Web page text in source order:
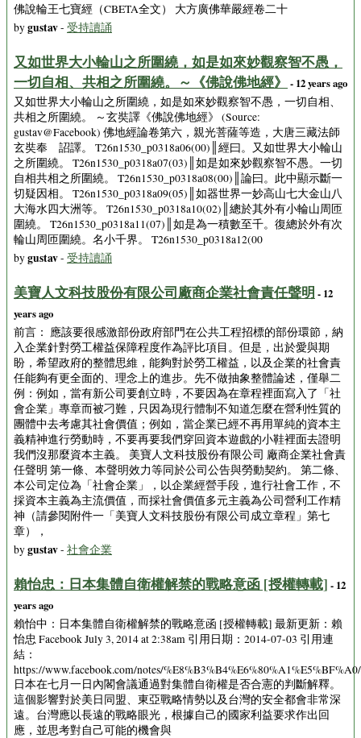
佛說輪王七寶經（CBETA全文） 大方廣佛華嚴經卷二十
bygustav- 受持讀誦
又如世界大小輪山之所圍繞，如是如來妙觀察智不愚，
一切自相、共相之所圍繞。～《佛說佛地經》
- 12 years ago
又如世界大小輪山之所圍繞，如是如來妙觀察智不愚，一切自相、
共相之所圍繞。 ～玄奘譯《佛說佛地經》 (Source:
gustav@Facebook) 佛地經論卷第六，親光菩薩等造，大唐三藏法師
玄奘奉 詔譯。 T26n1530_p0318a06(00)║經曰。又如世界大小輪山
之所圍繞。 T26n1530_p0318a07(03)║如是如來妙觀察智不愚。一切
自相共相之所圍繞。 T26n1530_p0318a08(00)║論曰。此中顯示斷一
切疑因相。 T26n1530_p0318a09(05)║如器世界一妙高山七大金山八
大海水四大洲等。 T26n1530_p0318a10(02)║總於其外有小輪山周匝
圍繞。 T26n1530_p0318a11(07)║如是為一積數至千。復總於外有次
輪山周匝圍繞。名小千界。 T26n1530_p0318a12(00
bygustav- 受持讀誦
美寶人文科技股份有限公司廠商企業社會責任聲明 - 12
years ago
前言： 應該要很感激部份政府部門在公共工程招標的部份環節，納
入企業針對勞工權益保障程度作為評比項目。但是，出於愛與期
盼，希望政府的整體思維，能夠對於勞工權益，以及企業的社會責
任能夠有更全面的、理念上的進步。先不做抽象整體論述，僅舉二
例：例如，當有新公司要創立時，不要因為在章程裡面寫入了「社
會企業」專章而被刁難，只因為現行體制不知道怎麼在營利性質的
團體中去考慮其社會價值；例如，當企業已經不再用單純的資本主
義精神進行勞動時，不要再要我們穿回資本遊戲的小鞋裡面去證明
我們沒那麼資本主義。 美寶人文科技股份有限公司 廠商企業社會責
任聲明 第一條、本聲明效力等同於公司公告與勞動契約。 第二條、
本公司定位為「社會企業」，以企業經營手段，進行社會工作，不
採資本主義為主流價值，而採社會價值多元主義為公司營利工作精
神（請參閱附件一「美寶人文科技股份有限公司成立章程」第七
章），
bygustav- 社會企業
賴怡忠：日本集體自衛權解禁的戰略意函 [授權轉載] - 12
years ago
賴怡中：日本集體自衛權解禁的戰略意函 [授權轉載] 最新更新：賴
怡忠 Facebook July 3, 2014 at 2:38am 引用日期：2014-07-03 引用連
結：
https://www.facebook.com/notes/
日本在七月一日內閣會議通過對集體自衛權是否合憲的判斷解釋。
這個影響對於美日同盟、東亞戰略情勢以及台灣的安全都會非常深
遠。台灣應以長遠的戰略眼光，根據自己的國家利益要求作出回
應，並思考對自己可能的機會與